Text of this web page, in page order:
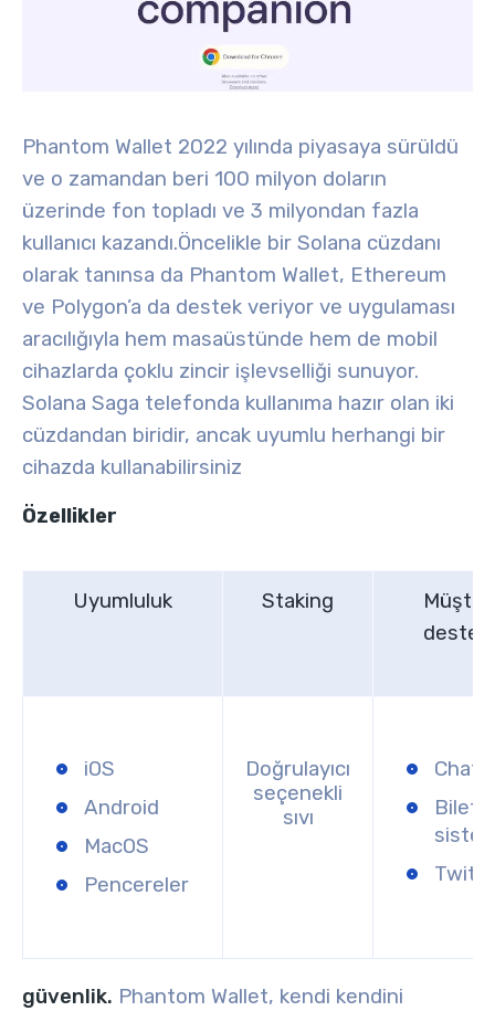
Phantom Wallet 2022 yılında piyasaya sürüldü
ve o zamandan beri 100 milyon doların
üzerinde fon topladı ve 3 milyondan fazla
kullanıcı kazandı.Öncelikle bir Solana cüzdanı
olarak tanınsa da Phantom Wallet, Ethereum
ve Polygon’a da destek veriyor ve uygulaması
aracılığıyla hem masaüstünde hem de mobil
cihazlarda çoklu zincir işlevselliği sunuyor.
Solana Saga telefonda kullanıma hazır olan iki
cüzdandan biridir, ancak uyumlu herhangi bir
cihazda kullanabilirsiniz
Özellikler
Uyumluluk Staking
Müşteri
desteği
iOS
Android
MacOS
Pencereler
Doğrulayıcı
seçenekli
sıvı
Bilet
güvenlik. Phantom Wallet, kendi kendini